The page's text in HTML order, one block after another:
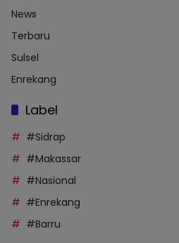
News
Terbaru
Sulsel
Enrekang
Label
#Sidrap
#Makassar
#Nasional
#Enrekang
#Barru